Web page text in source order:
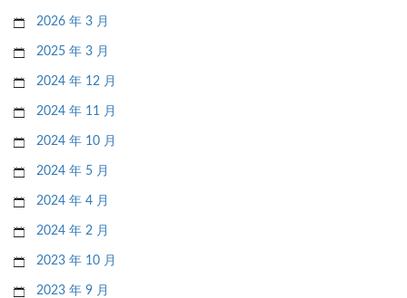
2026 年 3 月
2025 年 3 月
2024 年 12 月
2024 年 11 月
2024 年 10 月
2024 年 5 月
2024 年 4 月
2024 年 2 月
2023 年 10 月
2023 年 9 月